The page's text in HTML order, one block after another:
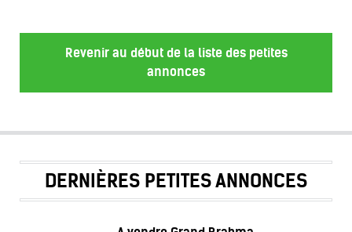
Revenir au début de la liste des petites
annonces
DERNIÈRES PETITES ANNONCES